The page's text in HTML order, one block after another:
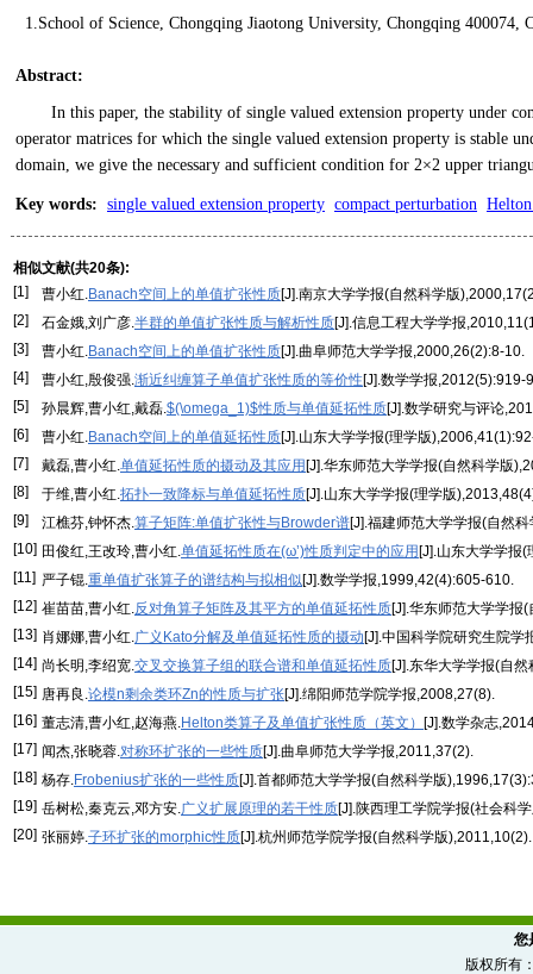
1.School of Science, Chongqing Jiaotong University, Chongqing
Abstract:
In this paper, the stability of single valued extension property under
operator matrices for which the single valued extension property is stable
domain, we give the necessary and sufficient condition for 2×2 upper
Key words: single valued extension property compact perturbation Helton
相似文献(共20条):
[1]
曹小红.Banach空间上的单值扩张性质[J].南京大学学报(自然科学版
[2]
石金娥,刘广彦.半群的单值扩张性质与解析性质[J].信息工程大学学报
[3]
曹小红.Banach空间上的单值扩张性质[J].曲阜师范大学学报,2000,26(2):8-10.
[4]
曹小红,殷俊强.渐近纠缠算子单值扩张性质的等价性[J].数学学报,2012(5):919-
[5]
孙晨辉,曹小红,戴磊.$(\omega_1)$性质与单值延拓性质[J].数学研究与评论
[6]
曹小红.Banach空间上的单值延拓性质[J].山东大学学报(理学版
[7]
戴磊,曹小红.单值延拓性质的摄动及其应用 [J].华东师范大学学报(自然科学版
[8]
于维,曹小红.拓扑一致降标与单值延拓性质[J].山东大学学报(理学版
[9]
江樵芬,钟怀杰.算子矩阵:单值扩张性与Browder谱[J].福建师范大学学报(自然
[10] 田俊红,王改玲,曹小红.单值延拓性质在(ω’)性质判定中的应用 [J].山东大学学报
[11] 严子锟.重单值扩张算子的谱结构与拟相似[J].数学学报,1999,42(4):605-610.
[12] 崔苗苗,曹小红.反对角算子矩阵及其平方的单值延拓性质[J].华东师范大学学报
[13] 肖娜娜,曹小红.广义Kato分解及单值延拓性质的摄动[J].中国科学院研究生院学
[14] 尚长明,李绍宽.交叉交换算子组的联合谱和单值延拓性质[J].东华大学学报(自
[15] 唐再良.论模n剩余类环Zn的性质与扩张[J].绵阳师范学院学报,2008,27(8).
[16] 董志清,曹小红,赵海燕.Helton类算子及单值扩张性质（英文） [J].数学杂志
[17] 闻杰,张晓蓉.对称环扩张的一些性质[J].曲阜师范大学学报,2011,37(2).
[18] 杨存.Frobenius扩张的一些性质[J].首都师范大学学报(自然科学版
[19] 岳树松,秦克云,邓方安.广义扩展原理的若干性质[J].陕西理工学院学报(社会科
[20] 张丽婷.子环扩张的morphic性质[J].杭州师范学院学报(自然科学版),2011,10(2).
您
版权所有